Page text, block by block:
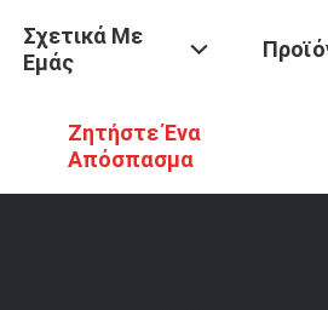
Σχετικά Με
Εμάς
Ζητήστε Ένα
Απόσπασμα
Ψησίματος / Φούρνος Ζυθοποιίας